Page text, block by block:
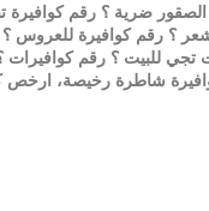
الصقور ضرية ؟ رقم
؟ رقم كوافيرة للعروس ؟
للبيت ؟ رقم كوافيرات
شاطرة رخيصة، ارخص